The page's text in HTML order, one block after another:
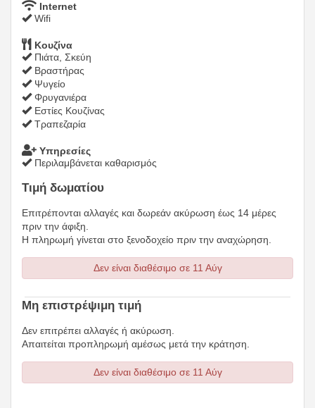
Internet
Wifi
Κουζίνα
Πιάτα, Σκεύη
Βραστήρας
Ψυγείο
Φρυγανιέρα
Εστίες Κουζίνας
Τραπεζαρία
Υπηρεσίες
Περιλαμβάνεται καθαρισμός
Τιμή δωματίου
Επιτρέπονται αλλαγές και δωρεάν ακύρωση έως 14 μέρες
πριν την άφιξη.
Η πληρωμή γίνεται στο ξενοδοχείο πριν την αναχώρηση.
Δεν είναι διαθέσιμο σε 11 Αύγ
Μη επιστρέψιμη τιμή
Δεν επιτρέπει αλλαγές ή ακύρωση.
Απαιτείται προπληρωμή αμέσως μετά την κράτηση.
Δεν είναι διαθέσιμο σε 11 Αύγ